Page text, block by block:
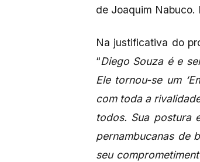
de Joaquim Nabuco.
Na justificativa do
“Diego Souza é e
Ele tornou-se um
com toda a
todos. Sua postura
pernambucanas de
seu